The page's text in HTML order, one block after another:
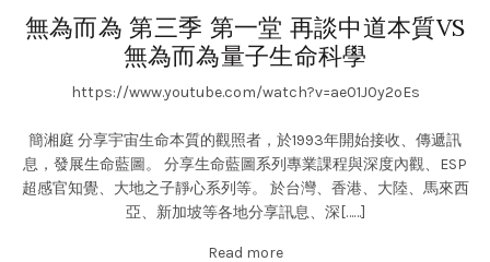
無為而為 第三季 第一堂 再談中道本質VS
無為而為量子生命科學
https://www.youtube.com/watch?v=ae01J0y2oEs
簡湘庭 分享宇宙生命本質的觀照者，於1993年開始接收、傳遞訊
息，發展生命藍圖。 分享生命藍圖系列專業課程與深度內觀、ESP
超感官知覺、大地之子靜心系列等。 於台灣、香港、大陸、馬來西
亞、新加坡等各地分享訊息、深[……]
Read more